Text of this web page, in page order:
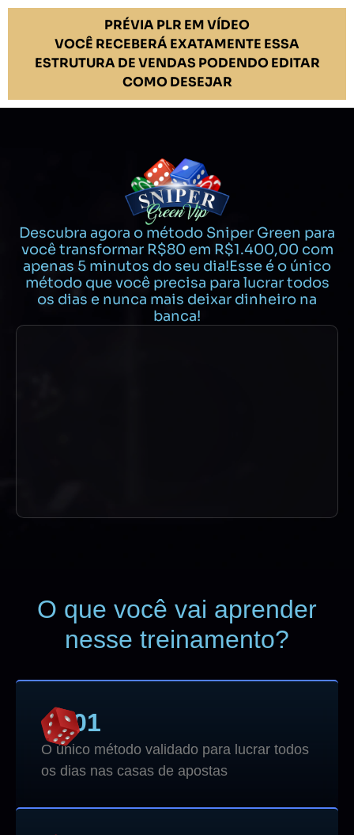
PRÉVIA PLR EM VÍDEO
VOCÊ RECEBERÁ EXATAMENTE ESSA
ESTRUTURA DE VENDAS PODENDO EDITAR
COMO DESEJAR
Descubra agora o método Sniper Green para
você transformar R$80 em R$1.400,00 com
apenas 5 minutos do seu dia!Esse é o único
método que você precisa para lucrar todos
os dias e nunca mais deixar dinheiro na
banca!
O que você vai aprender
nesse treinamento?
01
O único método validado para lucrar todos
os dias nas casas de apostas